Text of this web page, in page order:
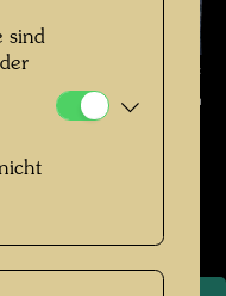
in Wien , Fotograf:
© Courtesy Bernd Lötsch
Lötsch
sind